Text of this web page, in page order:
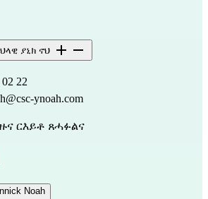
ያኒክ ኖህ
22
ynoah.com
ርእይቶ ጸሓፉልና
Noah